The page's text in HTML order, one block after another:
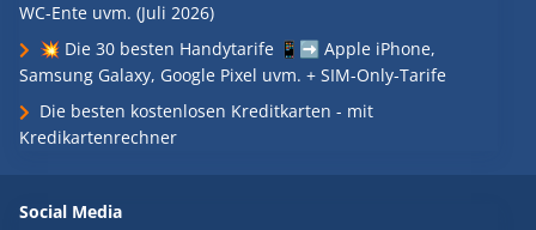
WC-Ente uvm. (Juli 2026)
💥 Die 30 besten Handytarife 📱➡️ Apple iPhone,
Samsung Galaxy, Google Pixel uvm. + SIM-Only-Tarife
Die besten kostenlosen Kreditkarten - mit
Kredikartenrechner
Social Media